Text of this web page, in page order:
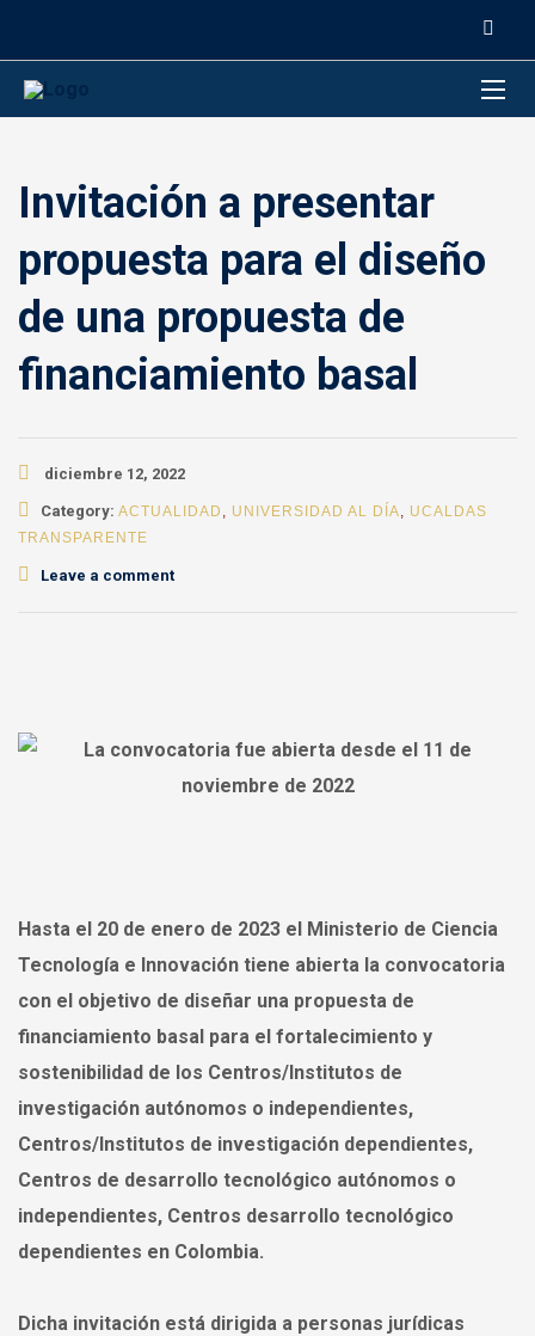
Invitación a presentar
propuesta para el diseño
de una propuesta de
financiamiento basal
diciembre 12, 2022
Category: ACTUALIDAD , UNIVERSIDAD AL DÍA, UCALDAS
TRANSPARENTE
Leave a comment
Hasta el 20 de enero de 2023 el Ministerio de Ciencia
Tecnología e Innovación tiene abierta la convocatoria
con el objetivo de diseñar una propuesta de
financiamiento basal para el fortalecimiento y
sostenibilidad de los Centros/Institutos de
investigación autónomos o independientes,
Centros/Institutos de investigación dependientes,
Centros de desarrollo tecnológico autónomos o
independientes, Centros desarrollo tecnológico
dependientes en Colombia.
Dicha invitación está dirigida a personas jurídicas